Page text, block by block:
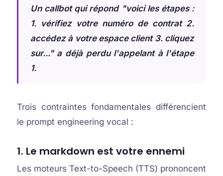
Un callbot qui répond "voici les étapes :
1. vérifiez votre numéro de contrat 2.
accédez à votre espace client 3. cliquez
sur..." a déjà perdu l'appelant à l'étape
1.
Trois contraintes fondamentales différencient
le prompt engineering vocal :
1. Le markdown est votre ennemi
Les moteurs Text-to-Speech (TTS) prononcent